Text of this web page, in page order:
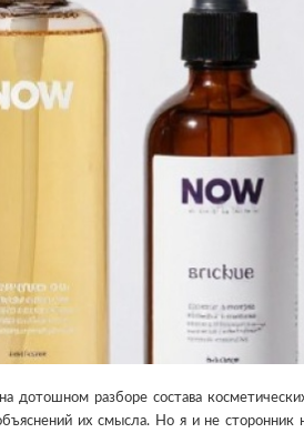
дотошном разборе состава
их смысла. Но я и не сторонник